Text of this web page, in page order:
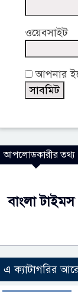
ওয়েবসাইট
আপনার
আপলোডকারীর তথ্য
বাংলা টাইমস
এ ক্যাটাগরির